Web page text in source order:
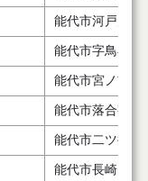
能代市河戸川字
能代市字鳥小屋
能代市宮ノ前７
能代市落合字中
能代市二ツ井町
能代市長崎１８